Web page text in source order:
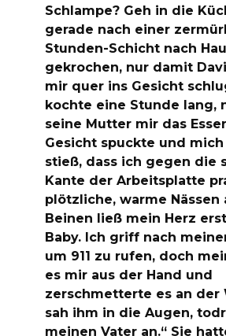
Schlampe? Geh in die
gerade nach einer
Stunden-Schicht nach
gekrochen, nur damit
mir quer ins Gesicht
kochte eine Stunde lang,
seine Mutter mir das
Gesicht spuckte und
stieß, dass ich gegen die
Kante der Arbeitsplatte
plötzliche, warme Nässen
Beinen ließ mein Herz
Baby. Ich griff nach
um 911 zu rufen, doch
es mir aus der Hand und
zerschmetterte es an der
sah ihm in die Augen,
meinen Vater an.“ Sie